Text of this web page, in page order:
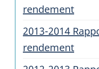
rendement
2013-2014
rendement